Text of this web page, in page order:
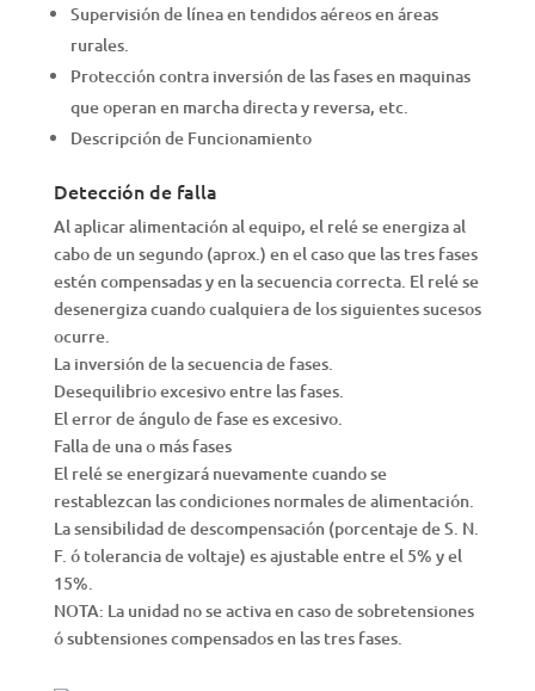
Supervisión de línea en tendidos aéreos en áreas
rurales.
Protección contra inversión de las fases en maquinas
que operan en marcha directa y reversa, etc.
Descripción de Funcionamiento
Detección de falla
Al aplicar alimentación al equipo, el relé se energiza al
cabo de un segundo (aprox.) en el caso que las tres fases
estén compensadas y en la secuencia correcta. El relé se
desenergiza cuando cualquiera de los siguientes sucesos
ocurre.
La inversión de la secuencia de fases.
Desequilibrio excesivo entre las fases.
El error de ángulo de fase es excesivo.
Falla de una o más fases
El relé se energizará nuevamente cuando se
restablezcan las condiciones normales de alimentación.
La sensibilidad de descompensación (porcentaje de S. N.
F. ó tolerancia de voltaje) es ajustable entre el 5% y el
15%.
NOTA: La unidad no se activa en caso de sobretensiones
ó subtensiones compensados en las tres fases.